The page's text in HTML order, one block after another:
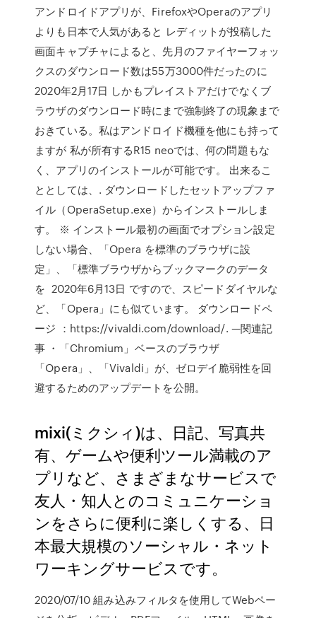
アンドロイドアプリが、FirefoxやOperaのアプリ
よりも日本で人気があると レディットが投稿した
画面キャプチャによると、先月のファイヤーフォッ
クスのダウンロード数は55万3000件だったのに
2020年2月17日 しかもプレイストアだけでなくブ
ラウザのダウンロード時にまで強制終了の現象まで
おきている。私はアンドロイド機種を他にも持って
ますが 私が所有するR15 neoでは、何の問題もな
く、アプリのインストールが可能です。 出来るこ
ととしては、. ダウンロードしたセットアップファ
イル（OperaSetup.exe）からインストールしま
す。 ※ インストール最初の画面でオプション設定
しない場合、「Opera を標準のブラウザに設
定」、「標準ブラウザからブックマークのデータ
を 2020年6月13日 ですので、スピードダイヤルな
ど、「Opera」にも似ています。 ダウンロードペ
ージ ：https://vivaldi.com/download/. —関連記
事 ・「Chromium」ベースのブラウザ
「Opera」、「Vivaldi」が、ゼロデイ脆弱性を回
避するためのアップデートを公開。
mixi(ミクシィ)は、日記、写真共
有、ゲームや便利ツール満載のア
プリなど、さまざまなサービスで
友人・知人とのコミュニケーショ
ンをさらに便利に楽しくする、日
本最大規模のソーシャル・ネット
ワーキングサービスです。
2020/07/10 組み込みフィルタを使用してWebペー